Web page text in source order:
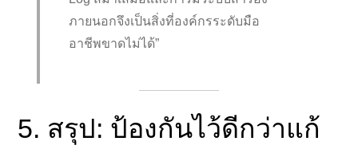
ภายนอกจึงเป็นสิ่งที่องค์กรระดับมือ
อาชีพขาดไม่ได้”
5. สรุป: ป้องกันไว้ดีกว่าแก้